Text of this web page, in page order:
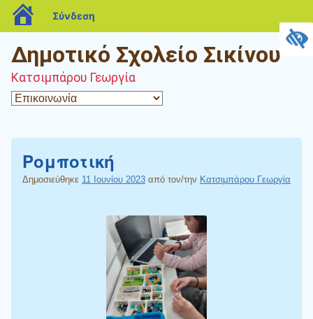
Δημοτικό Σχολείο Σικίνου
Κατσιμπάρου Γεωργία
Ρομποτική
Δημοσιεύθηκε 11 Ιουνίου 2023 από τον/την Κατσιμπάρου Γεωργία
blogs.sch.gr
Σύνδεση